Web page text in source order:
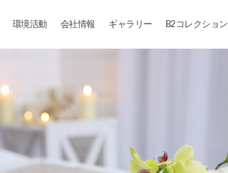
環境活動 会社情報 ギャラリー B2コレクション